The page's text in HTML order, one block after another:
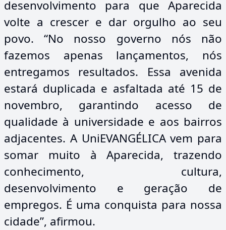
desenvolvimento para que Aparecida
volte a crescer e dar orgulho ao seu
povo. “No nosso governo nós não
fazemos apenas lançamentos, nós
entregamos resultados. Essa avenida
estará duplicada e asfaltada até 15 de
novembro, garantindo acesso de
qualidade à universidade e aos bairros
adjacentes. A UniEVANGÉLICA vem para
somar muito à Aparecida, trazendo
conhecimento, cultura,
desenvolvimento e geração de
empregos. É uma conquista para nossa
cidade”, afirmou.